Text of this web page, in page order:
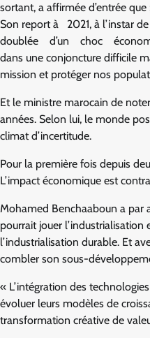
sortant, a affirmée d’entrée
Son report à 2021, à l’instar
doublée d’un choc
dans une conjoncture difficile
mission et protéger nos
Et le ministre marocain de
années. Selon lui, le monde
climat d’incertitude.
Pour la première fois depuis
L’impact économique est
Mohamed Benchaaboun a par
pourrait jouer l’industrialisation
l’industrialisation durable. Et
combler son sous-
« L’intégration des
évoluer leurs modèles de
transformation créative de